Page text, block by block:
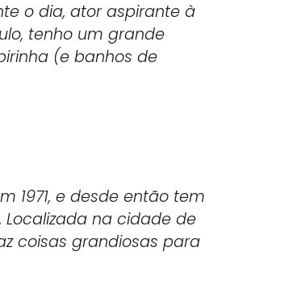
o dia, ator aspirante à
tenho um grande
(e banhos de
1971, e desde então tem
na cidade de
coisas grandiosas para